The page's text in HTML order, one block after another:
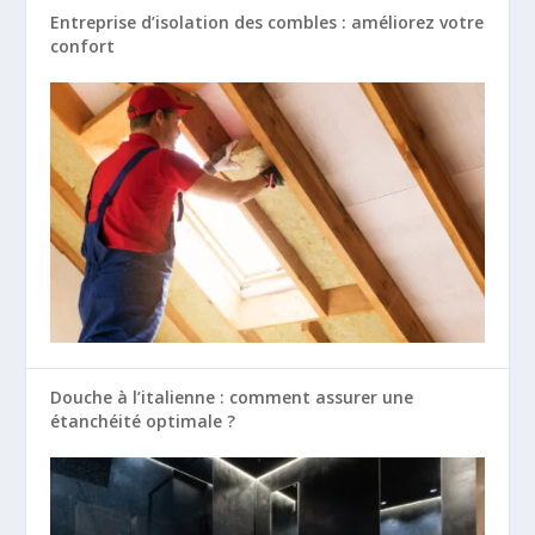
Entreprise d’isolation des combles : améliorez votre
confort
Douche à l’italienne : comment assurer une
étanchéité optimale ?